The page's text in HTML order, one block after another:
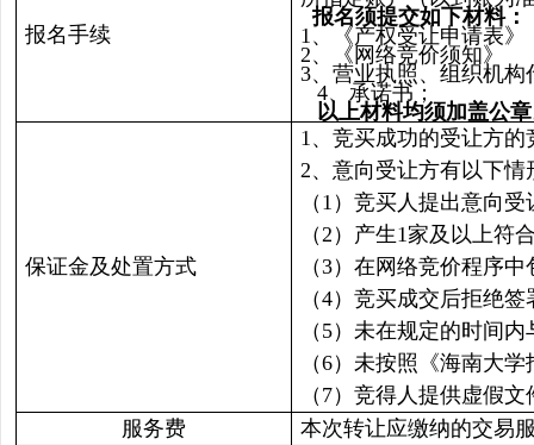
报名手续
报名须提交如下材料：
1、《产权受让申请表》
2、《网络竞价须知》
3、营业执照、组织机
4、承诺书；
以上材料均须加盖公
保证金及处置方式
1、竞买成功的受让方
2、意向受让方有以下
（1）竞买人提出意向
（2）产生1家及以上符
（3）在网络竞价程序
（4）竞买成交后拒绝
（5）未在规定的时间
（6）未按照《海南大
（7）竞得人提供虚假
服务费
本次转让应缴纳的交易